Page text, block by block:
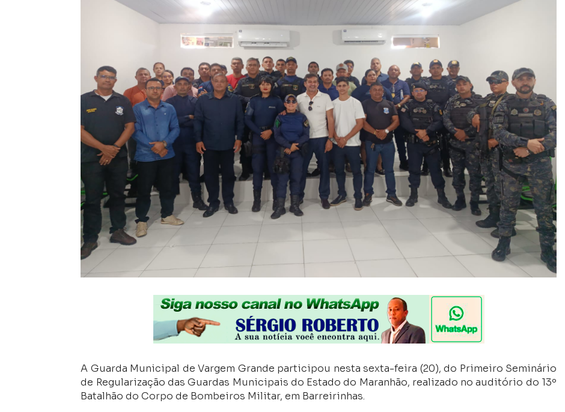
A Guarda Municipal de Vargem Grande participou nesta sexta-feira (20), do Primeiro Seminário
de Regularização das Guardas Municipais do Estado do Maranhão, realizado no auditório do 13º
Batalhão do Corpo de Bombeiros Militar, em Barreirinhas.